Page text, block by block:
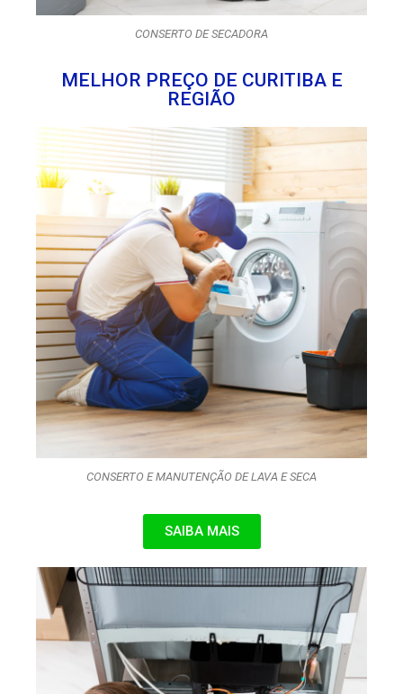
CONSERTO DE SECADORA
MELHOR PREÇO DE CURITIBA E
REGIÃO
CONSERTO E MANUTENÇÃO DE LAVA E SECA
SAIBA MAIS